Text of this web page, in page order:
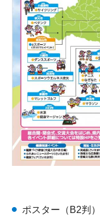
ポスター（B2判）